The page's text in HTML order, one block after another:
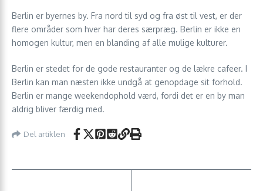
Berlin er byernes by. Fra nord til syd og fra øst til vest, er der
flere områder som hver har deres særpræg. Berlin er ikke en
homogen kultur, men en blanding af alle mulige kulturer.
Berlin er stedet for de gode restauranter og de lækre cafeer. I
Berlin kan man næsten ikke undgå at genopdage sit forhold.
Berlin er mange weekendophold værd, fordi det er en by man
aldrig bliver færdig med.
Del artiklen